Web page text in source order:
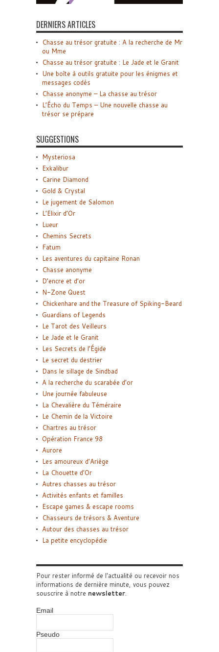
DERNIERS ARTICLES
Chasse au trésor gratuite : A la recherche de Mr
ou Mme
Chasse au trésor gratuite : Le Jade et le Granit
Une boîte à outils gratuite pour les énigmes et
messages codés
Chasse anonyme – La chasse au trésor
L’Écho du Temps – Une nouvelle chasse au
trésor se prépare
SUGGESTIONS
Mysteriosa
Exkalibur
Carine Diamond
Gold & Crystal
Le jugement de Salomon
L’Elixir d’Or
Lueur
Chemins Secrets
Fatum
Les aventures du capitaine Ronan
Chasse anonyme
D’encre et d’or
N-Zone Quest
Chickenhare and the Treasure of Spiking-Beard
Guardians of Legends
Le Tarot des Veilleurs
Le Jade et le Granit
Les Secrets de l’Égide
Le secret du destrier
Dans le sillage de Sindbad
A la recherche du scarabée d’or
Une journée fabuleuse
La Chevalière du Téméraire
Le Chemin de la Victoire
Chartres au trésor
Opération France 98
Aurore
Les amoureux d’Ariège
La Chouette d’Or
Autres chasses au trésor
Activités enfants et familles
Escape games & escape rooms
Chasseurs de trésors & Aventure
Autour des chasses au trésor
La petite encyclopédie
Pour rester informé de l'actualité ou recevoir nos
informations de dernière minute, vous pouvez
souscrire à notre newsletter
Email
Pseudo